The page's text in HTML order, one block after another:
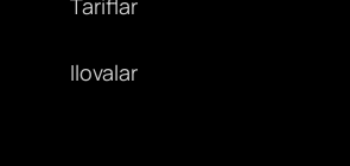
Ilovalar